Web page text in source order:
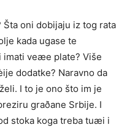
Šta oni dobijaju iz tog rata
kada ugase te
veæe plate? Više
dodatke? Naravno da
I to je ono što im je
graðane Srbije. I
stoka koga treba tuæi i